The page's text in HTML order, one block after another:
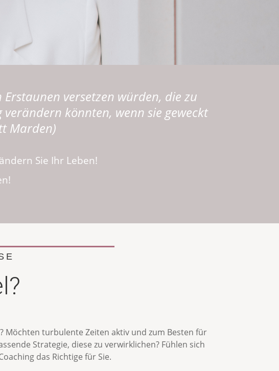
versetzen würden, die zu
könnten, wenn sie geweckt
Marden)
Sie Ihr Leben!
Möchten turbulente Zeiten aktiv und zum Besten für
Strategie, diese zu verwirklichen? Fühlen sich
das Richtige für Sie.